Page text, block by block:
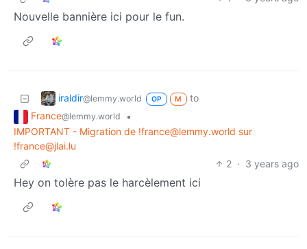
Nouvelle bannière ici pour le fun.
iraldir@lemmy.world OP M
to
France@lemmy.world
•
IMPORTANT - Migration de !france@lemmy.world sur
!france@jlai.lu
2 · 3 years ago
Hey on tolère pas le harcèlement ici